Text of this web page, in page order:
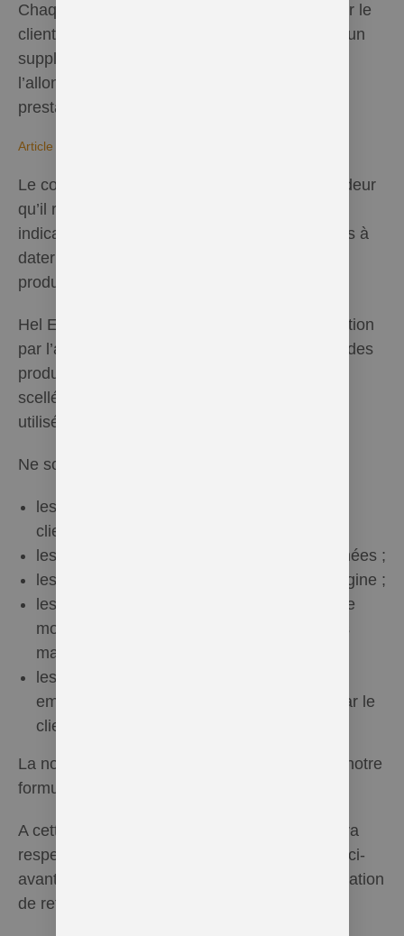
Chaque modification exigée ultérieurement par le
client s’écartant de l’accord initial engendrera un
supplément de prix et pourra entraîner
l’allongement du délai de livraison ou de
prestation.
Article 7. Rétractation
Le consommateur a le droit de notifier au vendeur
qu’il renonce à l’achat, sans pénalités et sans
indication de motif, dans les 14 jours ouvrables à
dater du lendemain du jour de la livraison du
produit.
Hel Essentielle ne donnera suite à la renonciation
par l’acheteur que si les emballages d’origine des
produits sont restés intacts, notamment si les
scellés et les produits eux-mêmes n’ont été ni
utilisés ni endommagés.
Ne sont pas repris notamment :
les produits endommagées ou salies par le
client ;
les produits ouvertes, utilisées ou consommées ;
les produits dont l’emballage n’est pas d’origine ;
les produits incomplètes, les produits dont le
mode d’emploi, la posologie ou accessoires
manquent ;
les produits endommagées par négligence,
emploi abusif ou réparés par des tiers ou par le
client lui-même.
La notification de l’acheteur doit avoir lieu via notre
formulaire en ligne.
A cette occasion et dès lors que l’acheteur aura
respecté le délai tel que décrit au paragraphe ci-
avant, il se verra attribuer un numéro d’autorisation
de retour.